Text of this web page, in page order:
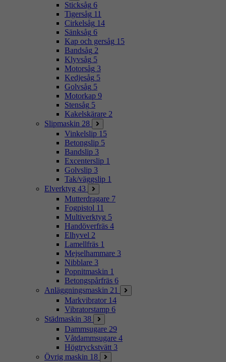
Sticksåg 6
Tigersåg 11
Cirkelsåg 14
Sänksåg 6
Kap och gersåg 15
Bandsåg 2
Klyvsåg 5
Motorsåg 3
Kedjesåg 5
Golvsåg 5
Motorkap 9
Stensåg 5
Kakelskärare 2
Slipmaskin 28
Vinkelslip 15
Betongslip 5
Bandslip 3
Excenterslip 1
Golvslip 3
Tak/väggslip 1
Elverktyg 43
Mutterdragare 7
Fogpistol 11
Multiverktyg 5
Handöverfräs 4
Elhyvel 2
Lamellfräs 1
Mejselhammare 3
Nibblare 3
Popnitmaskin 1
Betongspårfräs 6
Anläggningsmaskin 21
Markvibrator 14
Vibratorstamp 6
Städmaskin 38
Dammsugare 29
Våtdammsugare 4
Högtryckstvätt 3
Övrig maskin 18